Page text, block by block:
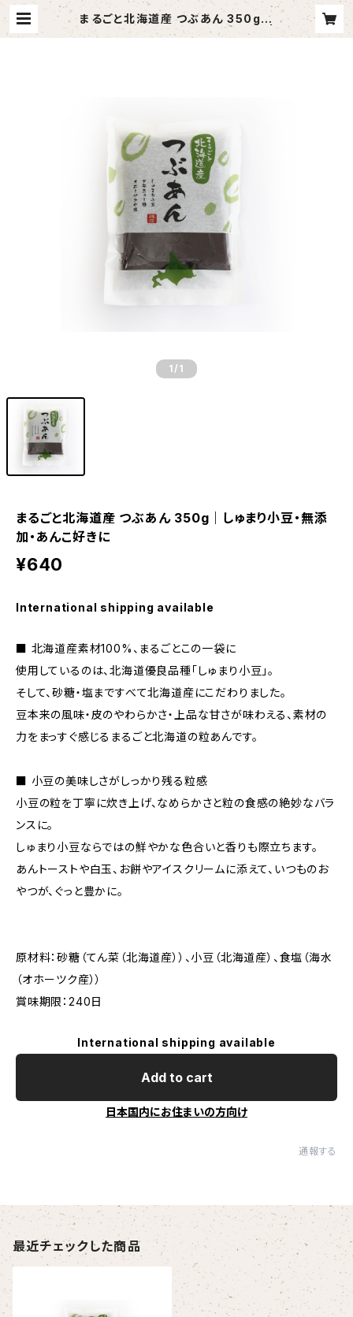
まるごと北海道産 つぶあん 350g｜
しゅまり小豆・無添加・あんこ好きに |
1 /1
まるごと北海道産 つぶあん 350g｜しゅまり小豆・無添
加・あんこ好きに
¥640
International shipping available
■ 北海道産素材100%、まるごとこの一袋に
使用しているのは、北海道優良品種「しゅまり小豆」。
そして、砂糖・塩まですべて北海道産にこだわりました。
豆本来の風味・皮のやわらかさ・上品な甘さが味わえる、素材の
力をまっすぐ感じるまるごと北海道の粒あんです。
■ 小豆の美味しさがしっかり残る粒感
小豆の粒を丁寧に炊き上げ、なめらかさと粒の食感の絶妙なバラ
ンスに。
しゅまり小豆ならではの鮮やかな色合いと香りも際立ちます。
あんトーストや白玉、お餅やアイスクリームに添えて、いつものお
やつが、ぐっと豊かに。
原材料：砂糖（てん菜（北海道産））、小豆（北海道産）、食塩（海水
（オホーツク産））
賞味期限：240日
International shipping available
Add to cart
日本国内にお住まいの方向け
通報する
最近チェックした商品